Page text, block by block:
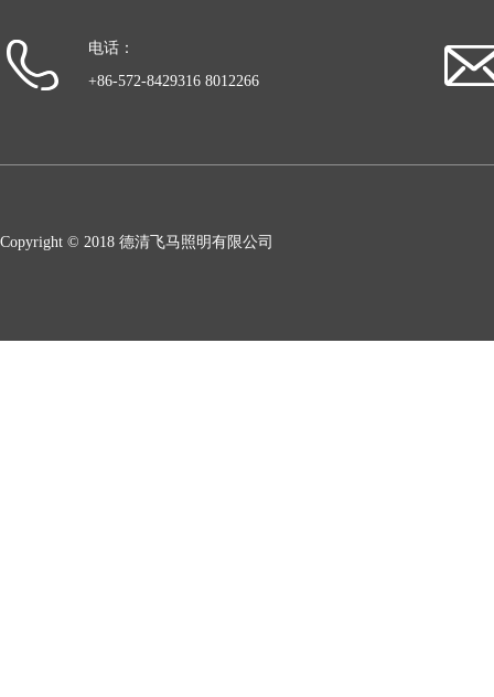
电话：
+86-572-8429316 8012266
Copyright © 2018 德清飞马照明有限公司